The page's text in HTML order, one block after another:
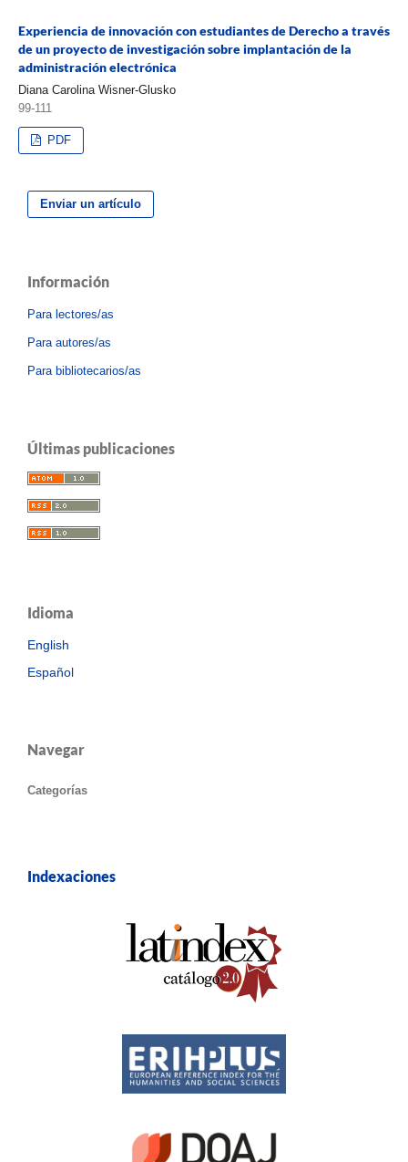
Experiencia de innovación con estudiantes de Derecho a través
de un proyecto de investigación sobre implantación de la
administración electrónica
Diana Carolina Wisner-Glusko
99-111
PDF
Enviar un artículo
Información
Para lectores/as
Para autores/as
Para bibliotecarios/as
Últimas publicaciones
Idioma
English
Español
Navegar
Categorías
Indexaciones